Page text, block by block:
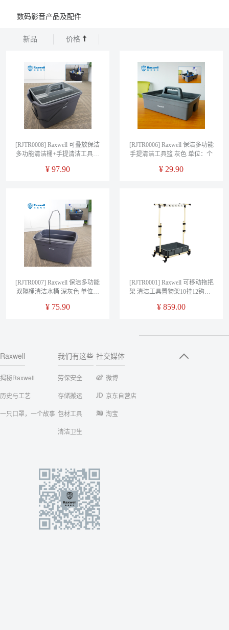
数码影音产品及配件
新品 价格
[RJTR0008] Raxwell 可叠放保洁
多功能清洁桶+手提清洁工具篮
¥ 97.90
[RJTR0006] Raxwell 保洁多功能
手提清洁工具篮 灰色 单位：个
¥ 29.90
[RJTR0007] Raxwell 保洁多功能
双隔桶清洁水桶 深灰色 单位：
¥ 75.90
[RJTR0001] Raxwell 可移动拖把
架 清洁工具置物架10挂12钩（3
¥859.00
Raxwell
揭秘Raxwell
历史与工艺
一只口罩，一个故事
我们有这些
劳保安全
存储搬运
包材工具
清洁卫生
社交媒体
微博
京东自营店
淘宝